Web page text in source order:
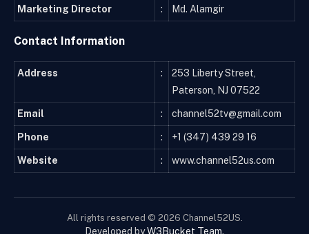
Marketing Director : Md. Alamgir
Contact Information
Address :
253 Liberty Street,
Paterson, NJ 07522
Email : channel52tv@gmail.com
Phone : +1 (347) 439 29 16
Website : www.channel52us.com
All rights reserved © 2026 Channel52US.
Developed byW3Bucket Team.